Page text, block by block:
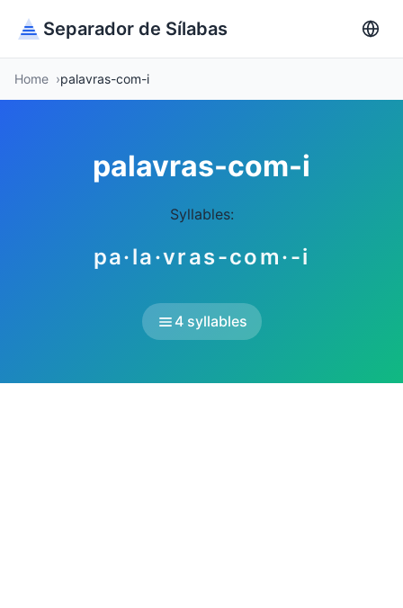
Separador de Sílabas
Home palavras-com-i
palavras-com-i
Syllables:
pa·la·vras-com·-i
4 syllables